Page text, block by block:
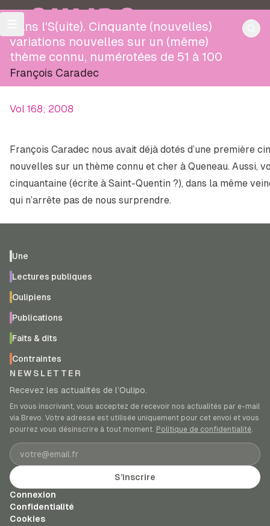
OULIPO
Dans l'S(uite). Cinquante (nouvelles)
variations nouvelles sur un (même)
thème connu, numérotées de 51 à 100
François Caradec
Vol 168; 2008
François Caradec nous avait déjà dotés d’une première
nouvelles sur un thème connu et cher à Queneau. Aussi,
cinquantaine (écrite à Saint-Quentin ?), dans la même
qui n’arrête pas de nous surprendre.
Une
Lectures publiques
Oulipiens
Publications
Faits & dits
Contraintes
NEWSLETTER
Recevez les actualités de l’Oulipo.
En vous inscrivant, vous acceptez de recevoir nos actualités par e-mail
via Brevo. Votre adresse est utilisée uniquement pour cet envoi et vous
pourrez vous désinscrire à tout moment. Politique de confidentialité.
Adresse e-mail
S’inscrire
Connexion
Confidentialité
Cookies